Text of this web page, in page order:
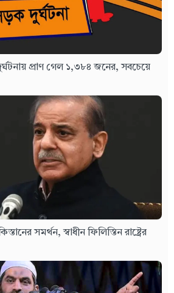
প্রাণ গেল ১,৩৮৪ জনের, সবচেয়ে
সমর্থন, স্বাধীন ফিলিস্তিন রাষ্ট্রের